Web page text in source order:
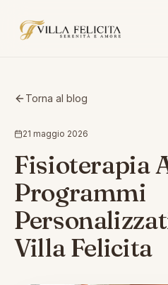
Torna al blog
21 maggio 2026
Fisioterapia
Programmi
Villa Felicita